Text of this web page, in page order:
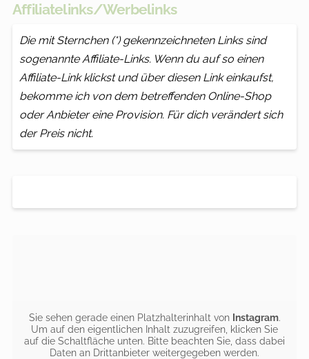
Affiliatelinks/Werbelinks
Die mit Sternchen (*) gekennzeichneten Links sind
sogenannte Affiliate-Links. Wenn du auf so einen
Affiliate-Link klickst und über diesen Link einkaufst,
bekomme ich von dem betreffenden Online-Shop
oder Anbieter eine Provision. Für dich verändert sich
der Preis nicht.
Sie sehen gerade einen Platzhalterinhalt von Instagram.
Um auf den eigentlichen Inhalt zuzugreifen, klicken Sie
auf die Schaltfläche unten. Bitte beachten Sie, dass dabei
Daten an Drittanbieter weitergegeben werden.